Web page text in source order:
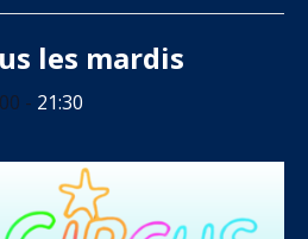
les mardis
- 21:30